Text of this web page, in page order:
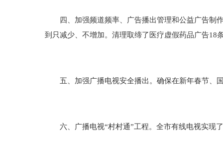
四、加强频道频率、广告播出管理和公益广告制作
到只减少、不增加。清理取缔了医疗虚假药品广告18
五、加强广播电视安全播出。确保在新年春节、国
六、广播电视“村村通”工程。全市有线电视实现了